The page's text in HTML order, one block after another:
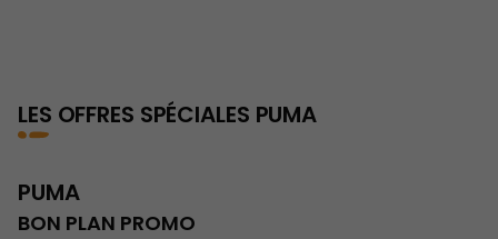
LES OFFRES SPÉCIALES PUMA
PUMA
BON PLAN PROMO